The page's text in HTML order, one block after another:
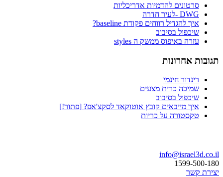
סרטונים להדמיות אדריכליות
DWG -לעיר חדרה
איך להגדיל רווחים פקודת baseline?
שיכפול בסיבוב
עזרה באיפוס ממשק ה styles
תגובות אחרונות
רינדור חינמי
שמיכה כרית מצעים
שיכפול בסיבוב
איך מייבאים קובץ אוטוקאד לסקצ'אפ? [פתור!]
טקסטורה על כריות
info@israel3d.co.il
1599-500-180
יצירת קשר